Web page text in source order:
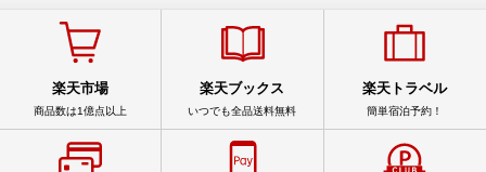
楽天市場
商品数は1億点以上
楽天ブックス
いつでも全品送料無料
楽天トラベル
簡単宿泊予約！